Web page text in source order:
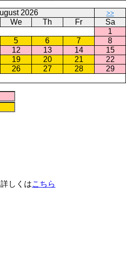
2026 >>
We Th Fr
Sa
1
5 6 7
8
12 13 14
15
19 20 21
22
26 27 28
29
しくはこちら